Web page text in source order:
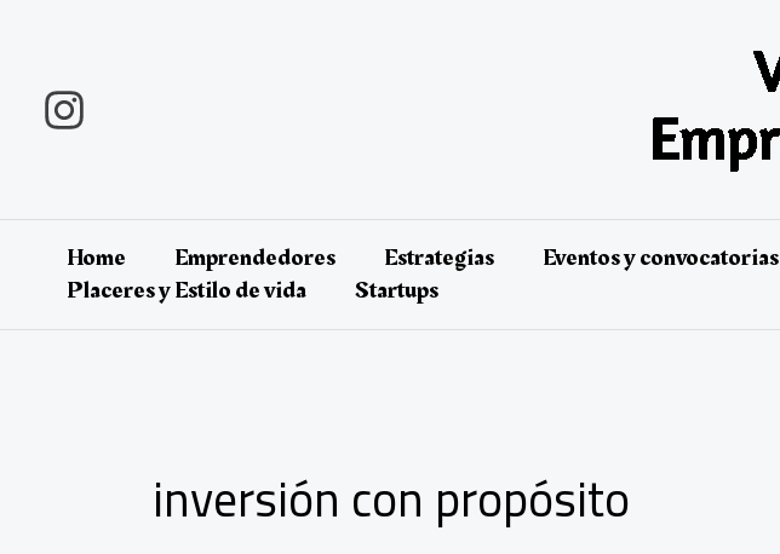
contenido
Home Emprendedores Estrategias Eventos y convocatorias
Placeres y Estilo de vida
Startups
inversión con propósito